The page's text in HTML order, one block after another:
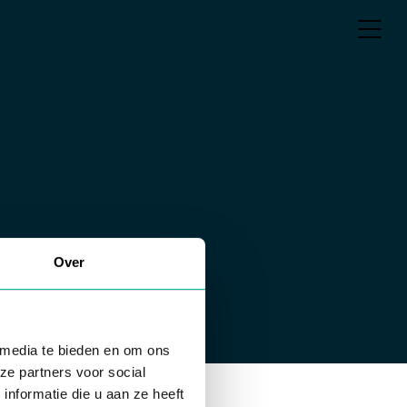
Over
te bieden en om ons
partners voor social
die u aan ze heeft